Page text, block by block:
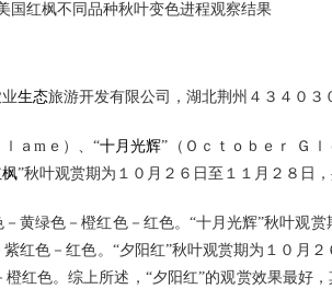
国红枫不同品种秋叶变色进程观察结果
生态旅游开发有限公司，湖北荆州４３４０３
ａmｅ）、“十月光辉”（Ｏｃｔｏｂｅｒ Ｇｌ
”秋叶观赏期为１０月２６日至１１月２８日
黄绿色－橙红色－红色。“十月光辉”秋叶观
红色－红色。“夕阳红”秋叶观赏期为１０月
红色。综上所述，“夕阳红”的观赏效果最好